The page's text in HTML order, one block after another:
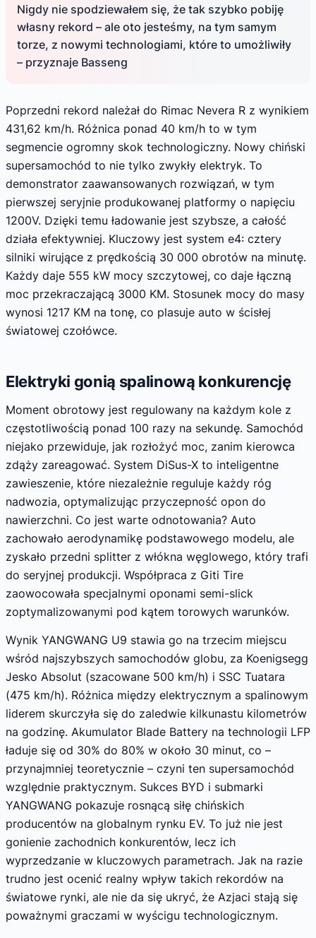
Nigdy nie spodziewałem się, że tak szybko pobiję
własny rekord – ale oto jesteśmy, na tym samym
torze, z nowymi technologiami, które to umożliwiły
– przyznaje Basseng
Poprzedni rekord należał do Rimac Nevera R z wynikiem
431,62 km/h. Różnica ponad 40 km/h to w tym
segmencie ogromny skok technologiczny. Nowy chiński
supersamochód to nie tylko zwykły elektryk. To
demonstrator zaawansowanych rozwiązań, w tym
pierwszej seryjnie produkowanej platformy o napięciu
1200V. Dzięki temu ładowanie jest szybsze, a całość
działa efektywniej. Kluczowy jest system e4: cztery
silniki wirujące z prędkością 30 000 obrotów na minutę.
Każdy daje 555 kW mocy szczytowej, co daje łączną
moc przekraczającą 3000 KM. Stosunek mocy do masy
wynosi 1217 KM na tonę, co plasuje auto w ścisłej
światowej czołówce.
Elektryki gonią spalinową konkurencję
Moment obrotowy jest regulowany na każdym kole z
częstotliwością ponad 100 razy na sekundę. Samochód
niejako przewiduje, jak rozłożyć moc, zanim kierowca
zdąży zareagować. System DiSus-X to inteligentne
zawieszenie, które niezależnie reguluje każdy róg
nadwozia, optymalizując przyczepność opon do
nawierzchni. Co jest warte odnotowania? Auto
zachowało aerodynamikę podstawowego modelu, ale
zyskało przedni splitter z włókna węglowego, który trafi
do seryjnej produkcji. Współpraca z Giti Tire
zaowocowała specjalnymi oponami semi-slick
zoptymalizowanymi pod kątem torowych warunków.
Wynik YANGWANG U9 stawia go na trzecim miejscu
wśród najszybszych samochodów globu, za Koenigsegg
Jesko Absolut (szacowane 500 km/h) i SSC Tuatara
(475 km/h). Różnica między elektrycznym a spalinowym
liderem skurczyła się do zaledwie kilkunastu kilometrów
na godzinę. Akumulator Blade Battery na technologii LFP
ładuje się od 30% do 80% w około 30 minut, co –
przynajmniej teoretycznie – czyni ten supersamochód
względnie praktycznym. Sukces BYD i submarki
YANGWANG pokazuje rosnącą siłę chińskich
producentów na globalnym rynku EV. To już nie jest
gonienie zachodnich konkurentów, lecz ich
wyprzedzanie w kluczowych parametrach. Jak na razie
trudno jest ocenić realny wpływ takich rekordów na
światowe rynki, ale nie da się ukryć, że Azjaci stają się
poważnymi graczami w wyścigu technologicznym.